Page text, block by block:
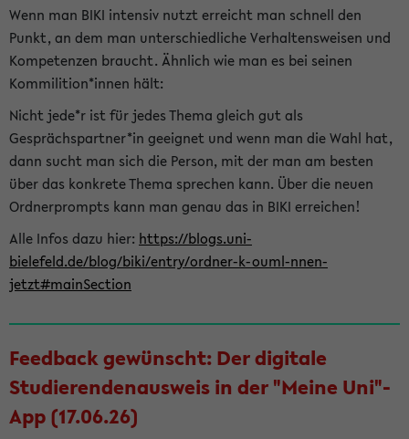
Wenn man BIKI intensiv nutzt erreicht man schnell den
Punkt, an dem man unterschiedliche Verhaltensweisen und
Kompetenzen braucht. Ähnlich wie man es bei seinen
Kommilition*innen hält:
Nicht jede*r ist für jedes Thema gleich gut als
Gesprächspartner*in geeignet und wenn man die Wahl hat,
dann sucht man sich die Person, mit der man am besten
über das konkrete Thema sprechen kann. Über die neuen
Ordnerprompts kann man genau das in BIKI erreichen!
Alle Infos dazu hier: https://blogs.uni-
bielefeld.de/blog/biki/entry/ordner-k-ouml-nnen-
jetzt#mainSection
Feedback gewünscht: Der digitale
Studierendenausweis in der "Meine Uni"-
App (17.06.26)